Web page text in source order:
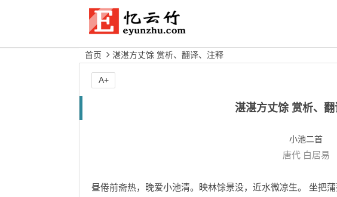
首页 湛湛方丈馀 赏析、翻译、注释
湛湛方丈馀 赏析、
小池二首
唐代 白居易
昼倦前斋热，晚爱小池清。映林馀景没，近水微凉生。 坐把
A+